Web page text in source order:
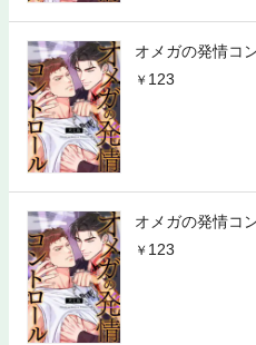
オメガの発情コ
123
オメガの発情コ
123